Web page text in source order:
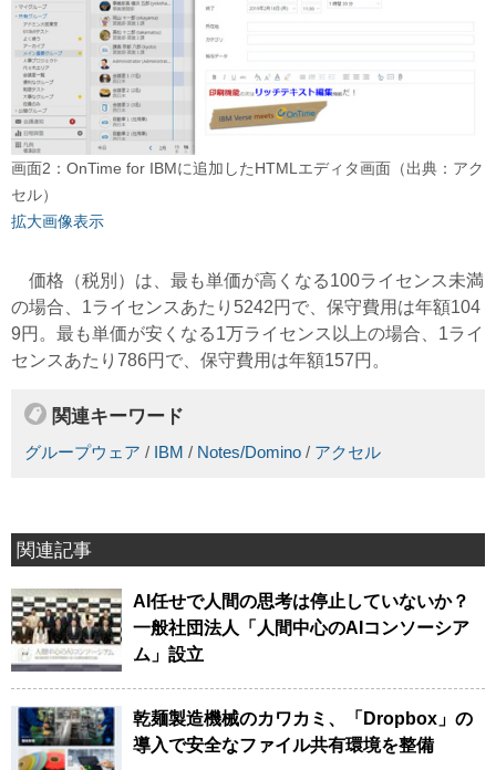
画面2：OnTime for IBMに追加したHTMLエディタ画面（出典：アク
セル）
拡大画像表示
価格（税別）は、最も単価が高くなる100ライセンス未満
の場合、1ライセンスあたり5242円で、保守費用は年額104
9円。最も単価が安くなる1万ライセンス以上の場合、1ライ
センスあたり786円で、保守費用は年額157円。
関連キーワード
グループウェア / IBM / Notes/Domino / アクセル
関連記事
AI任せで人間の思考は停止していないか？
一般社団法人「人間中心のAIコンソーシア
ム」設立
乾麺製造機械のカワカミ、「Dropbox」の
導入で安全なファイル共有環境を整備